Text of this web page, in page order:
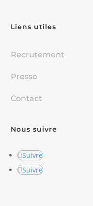
Liens utiles
Recrutement
Presse
Contact
Nous suivre
Suivre
Suivre